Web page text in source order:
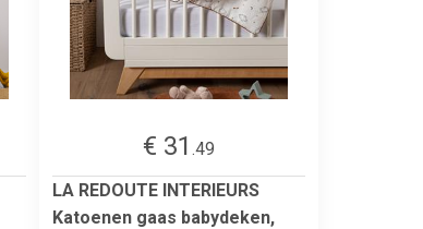
€ 31 .49
LA REDOUTE INTERIEURS
Katoenen gaas babydeken,